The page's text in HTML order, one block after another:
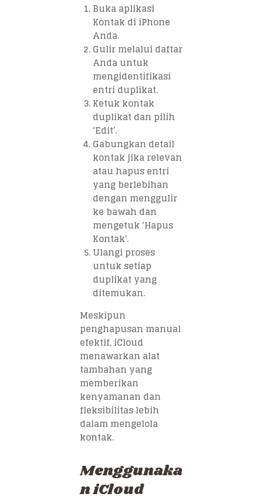
Buka aplikasi
Kontak di iPhone
Anda.
Gulir melalui daftar
Anda untuk
mengidentifikasi
entri duplikat.
Ketuk kontak
duplikat dan pilih
‘Edit’.
Gabungkan detail
kontak jika relevan
atau hapus entri
yang berlebihan
dengan menggulir
ke bawah dan
mengetuk ‘Hapus
Kontak’.
Ulangi proses
untuk setiap
duplikat yang
ditemukan.
Meskipun
penghapusan manual
efektif, iCloud
menawarkan alat
tambahan yang
memberikan
kenyamanan dan
fleksibilitas lebih
dalam mengelola
kontak.
Menggunaka
n iCloud